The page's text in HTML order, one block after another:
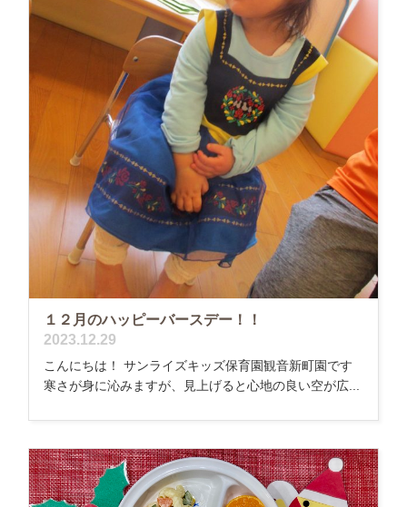
１２月のハッピーバースデー！！
2023.12.29
こんにちは！ サンライズキッズ保育園観音新町園です
寒さが身に沁みますが、見上げると心地の良い空が広...